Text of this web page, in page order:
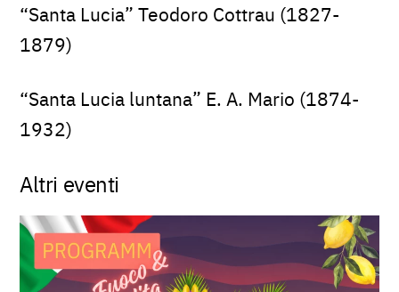
“Santa Lucia” Teodoro Cottrau (1827-
1879)
“Santa Lucia luntana” E. A. Mario (1874-
1932)
Altri eventi